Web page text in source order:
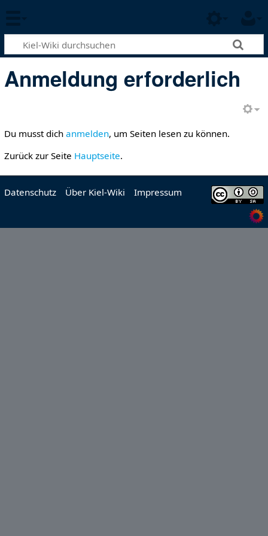
Anmeldung erforderlich
Du musst dich anmelden, um Seiten lesen zu können.
Zurück zur Seite Hauptseite.
Datenschutz Über Kiel-Wiki Impressum